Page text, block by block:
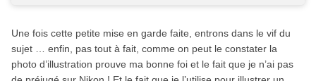
Une fois cette petite mise en garde faite, entrons dans le vif du
sujet … enfin, pas tout à fait, comme on peut le constater la
photo d’illustration prouve ma bonne foi et le fait que je n’ai pas